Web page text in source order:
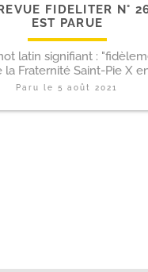
FIDELITER N°
EST PARUE
latin signifiant :
la Fraternité Saint-Pie X
Paru le5 août 2021